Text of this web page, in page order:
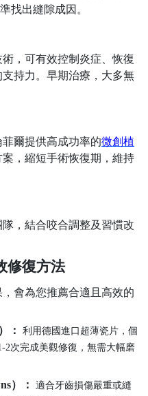
找出縫隙成因。
術，可有效控制炎症、恢復
持力。早期治療，大多無
爾提供高成功率的微創植
案，縮短手術恢復期，維持
，結合咬合調整及習慣改
修復方法
會為您推薦合適且高效的
：
利用德國進口超薄瓷片，個
2次完成美觀修復，無需大幅磨
）：
適合牙齒損傷嚴重或縫